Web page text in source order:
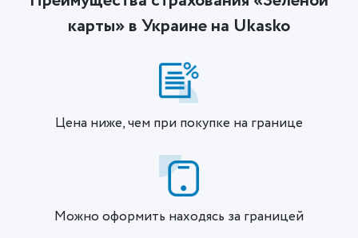
карты» в Украине на Ukasko
Цена ниже, чем при покупке на границе
Можно оформить находясь за границей